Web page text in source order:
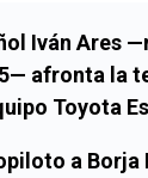
Iván Ares
— afronta la
Toyota
a Borja